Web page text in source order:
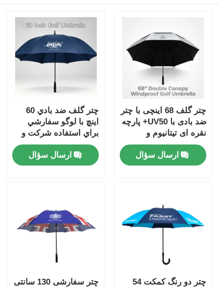
چتر گلف 68 اینچی با چتر
ضد بادی با UV50+ پارچه
نقره ای تیتانیوم و
مقاومت در برابر باد 100
کیلومتر در ساعت
ارسال سؤال
چتر گلف ضد بادي 60
اينچ با لوگو سفارشي
براي استفاده شرکت و
ترویج
ارسال سؤال
چتر دو رنگ کمکت 54
چتر سفارشی 130 سانتی